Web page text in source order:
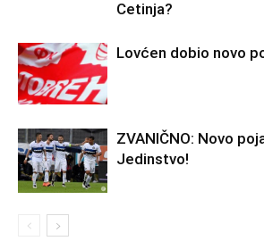
Cetinja?
Lovćen dobio novo
ZVANIČNO: Novo
Jedinstvo!